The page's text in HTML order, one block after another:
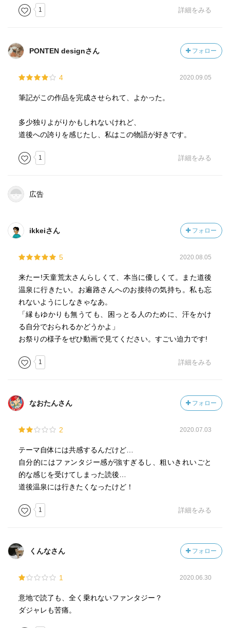
1 詳細をみる
PONTEN designさん フォロー
4 2020.09.05
筆記がこの作品を完成させられて、よかった。
多少独りよがりかもしれないけれど、
道後への誇りを感じたし、私はこの物語が好きです。
1 詳細をみる
広告
ikkeiさん フォロー
5 2020.08.05
来たー!天童荒太さんらしくて、本当に優しくて。また道後
温泉に行きたい。お遍路さんへのお接待の気持ち。私も忘
れないようにしなきゃなあ。
「縁もゆかりも無うても、困っとる人のために、汗をかけ
る自分でおられるかどうかよ」
お祭りの様子をぜひ動画で見てください。すごい迫力です!
1 詳細をみる
なおたんさん フォロー
2 2020.07.03
テーマ自体には共感するんだけど…
自分的にはファンタジー感が強すぎるし、粗いきれいごと
的な感じを受けてしまった読後…
道後温泉には行きたくなったけど！
1 詳細をみる
くんなさん フォロー
1 2020.06.30
意地で読了も、全く乗れないファンタジー？
ダジャレも苦痛。